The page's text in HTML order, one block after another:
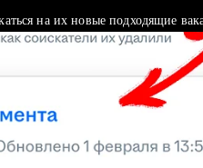
на их новые подходящие